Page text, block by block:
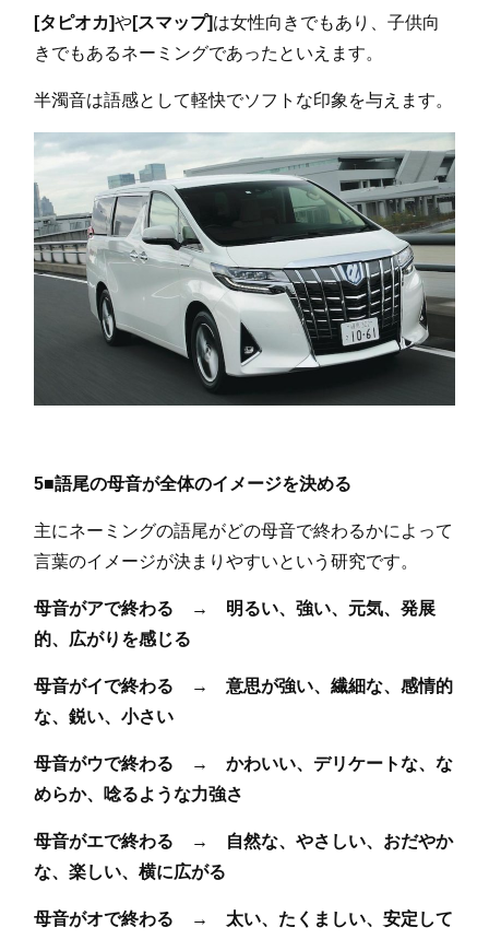
[タピオカ]や[スマップ]は女性向きでもあり、子供向
きでもあるネーミングであったといえます。
半濁音は語感として軽快でソフトな印象を与えます。
5■語尾の母音が全体のイメージを決める
主にネーミングの語尾がどの母音で終わるかによって
言葉のイメージが決まりやすいという研究です。
母音がアで終わる → 明るい、強い、元気、発展
的、広がりを感じる
母音がイで終わる → 意思が強い、繊細な、感情的
な、鋭い、小さい
母音がウで終わる → かわいい、デリケートな、な
めらか、唸るような力強さ
母音がエで終わる → 自然な、やさしい、おだやか
な、楽しい、横に広がる
母音がオで終わる → 太い、たくましい、安定して